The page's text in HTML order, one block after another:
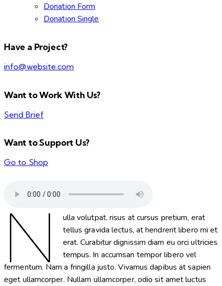
Donation Form
Donation Single
Have a Project?
info@website.com
Want to Work With Us?
Send Brief
Want to Support Us?
Go to Shop
N
ulla volutpat, risus at cursus pretium, erat
tellus gravida lectus, at hendrerit libero mi et
erat. Curabitur dignissim diam eu orci ultricies
tempus. In accumsan tempor libero vel
fermentum. Nam a fringilla justo. Vivamus dapibus at sapien
eget ullamcorper. Nullam ullamcorper, odio sit amet luctus